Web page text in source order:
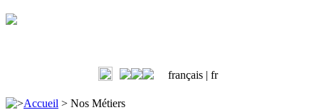
français | fr
>Accueil > Nos Métiers